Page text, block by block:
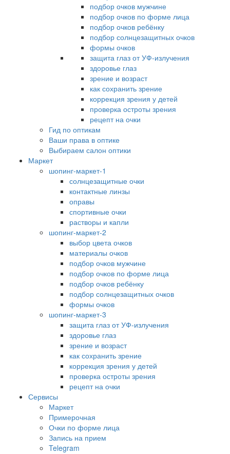
подбор очков мужчине
подбор очков по форме лица
подбор очков ребёнку
подбор солнцезащитных очков
формы очков
защита глаз от УФ-излучения
здоровье глаз
зрение и возраст
как сохранить зрение
коррекция зрения у детей
проверка остроты зрения
рецепт на очки
Гид по оптикам
Ваши права в оптике
Выбираем салон оптики
Маркет
шопинг-маркет-1
солнцезащитные очки
контактные линзы
оправы
спортивные очки
растворы и капли
шопинг-маркет-2
выбор цвета очков
материалы очков
подбор очков мужчине
подбор очков по форме лица
подбор очков ребёнку
подбор солнцезащитных очков
формы очков
шопинг-маркет-3
защита глаз от УФ-излучения
здоровье глаз
зрение и возраст
как сохранить зрение
коррекция зрения у детей
проверка остроты зрения
рецепт на очки
Сервисы
Маркет
Примерочная
Очки по форме лица
Запись на прием
Telegram